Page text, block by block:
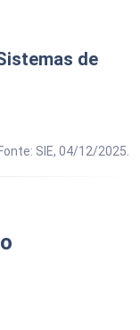
de
Fonte: SIE, 04/12/2025.